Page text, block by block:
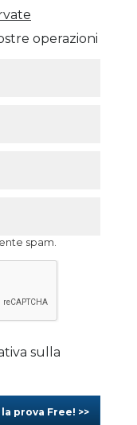
operazioni
spam.
sulla
prova Free! >>